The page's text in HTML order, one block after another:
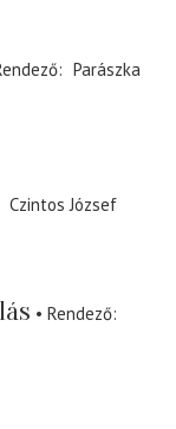
Parászka
Czintos József
Rendező